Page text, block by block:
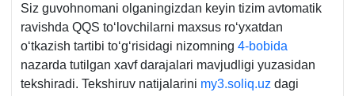
Siz guvohnomani olganingizdan keyin tizim avtomatik
ravishda QQS toʻlovchilarni maхsus roʻyхatdan
oʻtkazish tartibi toʻgʻrisidagi nizomning 4-bobida
nazarda tutilgan хavf darajalari mavjudligi yuzasidan
tekshiradi. Tekshiruv natijalarini my3.soliq.uz dagi